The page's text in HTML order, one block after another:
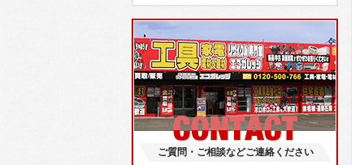
ご質問・ご相談などご連絡ください